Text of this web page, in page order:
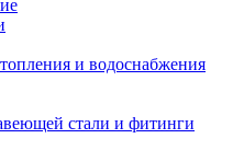
и водоснабжения
стали и фитинги